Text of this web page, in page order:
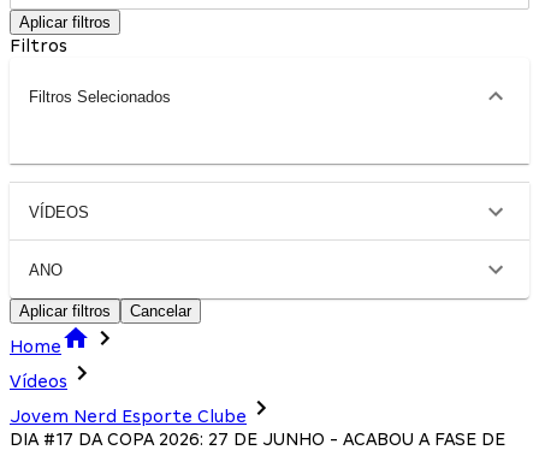
Aplicar filtros
Filtros
Filtros Selecionados
VÍDEOS
ANO
Aplicar filtros Cancelar
Home
Vídeos
Jovem Nerd Esporte Clube
DIA #17 DA COPA 2026: 27 DE JUNHO - ACABOU A FASE DE